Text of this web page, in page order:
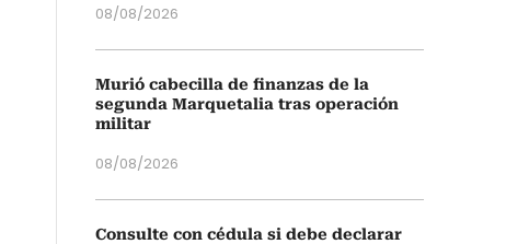
08/08/2026
Murió cabecilla de finanzas de la
segunda Marquetalia tras operación
militar
08/08/2026
Consulte con cédula si debe declarar